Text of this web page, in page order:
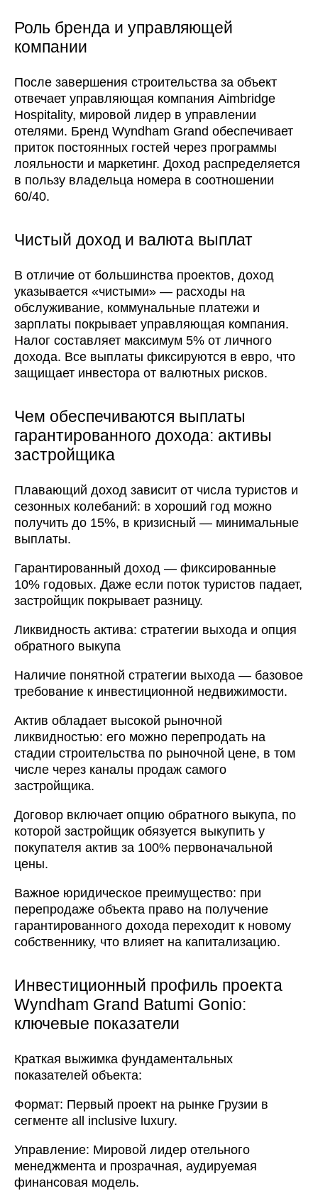
Роль бренда и управляющей
компании
После завершения строительства за объект
отвечает управляющая компания Aimbridge
Hospitality, мировой лидер в управлении
отелями. Бренд Wyndham Grand обеспечивает
приток постоянных гостей через программы
лояльности и маркетинг. Доход распределяется
в пользу владельца номера в соотношении
60/40.
Чистый доход и валюта выплат
В отличие от большинства проектов, доход
указывается «чистыми» — расходы на
обслуживание, коммунальные платежи и
зарплаты покрывает управляющая компания.
Налог составляет максимум 5% от личного
дохода. Все выплаты фиксируются в евро, что
защищает инвестора от валютных рисков.
Чем обеспечиваются выплаты
гарантированного дохода: активы
застройщика
Плавающий доход зависит от числа туристов и
сезонных колебаний: в хороший год можно
получить до 15%, в кризисный — минимальные
выплаты.
Гарантированный доход — фиксированные
10% годовых. Даже если поток туристов падает,
застройщик покрывает разницу.
Ликвидность актива: стратегии выхода и опция
обратного выкупа
Наличие понятной стратегии выхода — базовое
требование к инвестиционной недвижимости.
Актив обладает высокой рыночной
ликвидностью: его можно перепродать на
стадии строительства по рыночной цене, в том
числе через каналы продаж самого
застройщика.
Договор включает опцию обратного выкупа, по
которой застройщик обязуется выкупить у
покупателя актив за 100% первоначальной
цены.
Важное юридическое преимущество: при
перепродаже объекта право на получение
гарантированного дохода переходит к новому
собственнику, что влияет на капитализацию.
Инвестиционный профиль проекта
Wyndham Grand Batumi Gonio:
ключевые показатели
Краткая выжимка фундаментальных
показателей объекта:
Формат: Первый проект на рынке Грузии в
сегменте all inclusive luxury.
Управление: Мировой лидер отельного
менеджмента и прозрачная, аудируемая
финансовая модель.